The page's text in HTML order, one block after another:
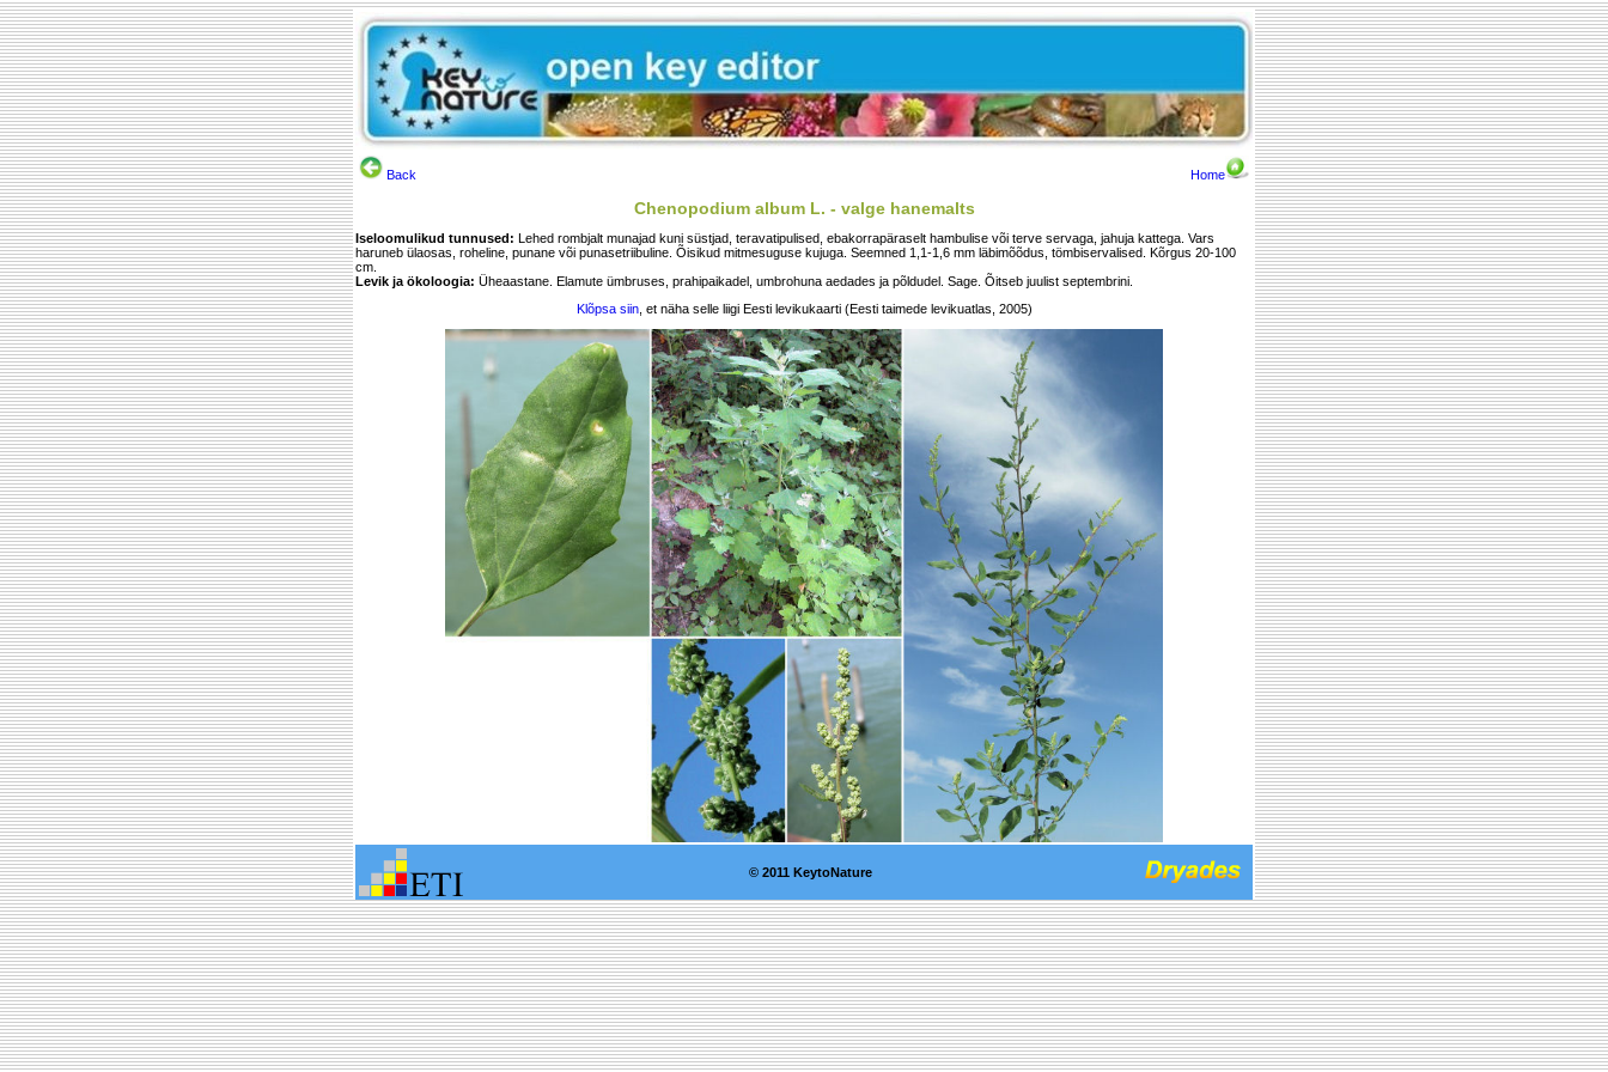
Back Home
Chenopodium album L. - valge hanemalts
Iseloomulikud tunnused: Lehed rombjalt munajad kuni süstjad, teravatipulised, ebakorrapäraselt hambulise või terve servaga, jahuja kattega. Vars
haruneb ülaosas, roheline, punane või punasetriibuline. Õisikud mitmesuguse kujuga. Seemned 1,1-1,6 mm läbimõõdus, tömbiservalised. Kõrgus 20-100
cm.
Levik ja ökoloogia: Üheaastane. Elamute ümbruses, prahipaikadel, umbrohuna aedades ja põldudel. Sage. Õitseb juulist septembrini.
Klõpsa siin, et näha selle liigi Eesti levikukaarti (Eesti taimede levikuatlas, 2005)
© 2011 KeytoNature